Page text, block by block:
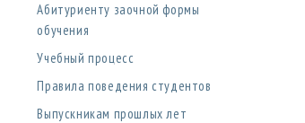
Абитуриенту заочной формы
обучения
Учебный процесс
Правила поведения студентов
Выпускникам прошлых лет